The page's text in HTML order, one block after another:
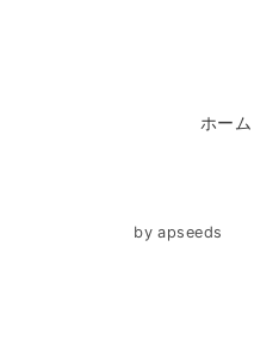
ホーム
by apseeds